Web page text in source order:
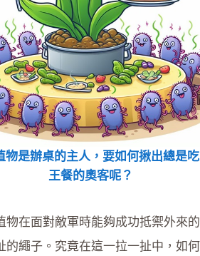
物是辦桌的主人，要如何揪出總是
王餐的奧客呢？
在面對敵軍時能夠成功抵禦外來
繩子。究竟在這一拉一扯中，如